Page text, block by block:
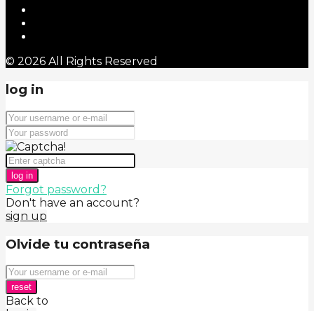
© 2026 All Rights Reserved
log in
log in
Forgot password?
Don't have an account?
sign up
Olvide tu contraseña
reset
Back to